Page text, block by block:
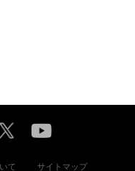
て サイトマップ